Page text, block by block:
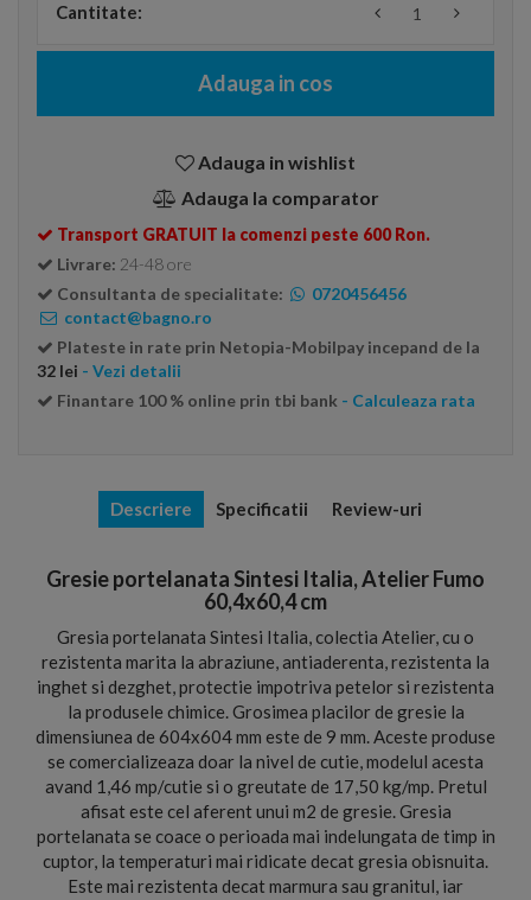
Cantitate:
Adauga in cos
Adauga in wishlist
Adauga la comparator
Transport GRATUIT la comenzi peste 600 Ron.
Livrare: 24-48 ore
Consultanta de specialitate:
0720456456
contact@bagno.ro
Plateste in rate prin Netopia-Mobilpay incepand de la
32 lei - Vezi detalii
Finantare 100 % online prin tbi bank - Calculeaza rata
Descriere Specificatii Review-uri
Gresie portelanata Sintesi Italia, Atelier Fumo
60,4x60,4 cm
Gresia portelanata Sintesi Italia, colectia Atelier, cu o
rezistenta marita la abraziune, antiaderenta, rezistenta la
inghet si dezghet, protectie impotriva petelor si rezistenta
la produsele chimice. Grosimea placilor de gresie la
dimensiunea de 604x604 mm este de 9 mm. Aceste produse
se comercializeaza doar la nivel de cutie, modelul acesta
avand 1,46 mp/cutie si o greutate de 17,50 kg/mp. Pretul
afisat este cel aferent unui m2 de gresie. Gresia
portelanata se coace o perioada mai indelungata de timp in
cuptor, la temperaturi mai ridicate decat gresia obisnuita.
Este mai rezistenta decat marmura sau granitul, iar